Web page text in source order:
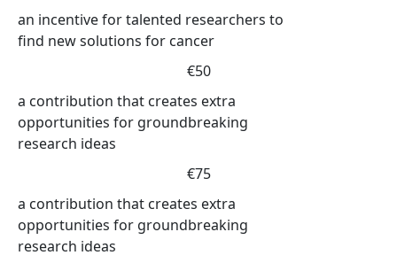
an incentive for talented researchers to
find new solutions for cancer
€50
a contribution that creates extra
opportunities for groundbreaking
research ideas
€75
a contribution that creates extra
opportunities for groundbreaking
research ideas